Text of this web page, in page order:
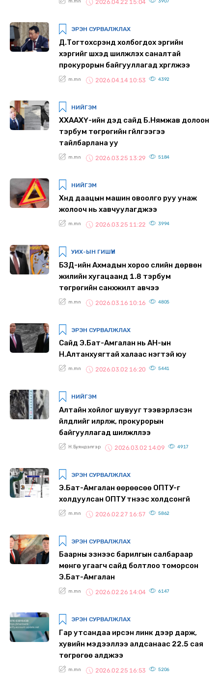
2026.04.22 15:04
ЭРЭН СУРВАЛЖЛАХ
Д.Тогтохсүрэнд холбогдох эрүүгийн
хэргийг шүүхэд шилжүүлэх саналтай
прокурорын байгууллагад хүргүүлжээ
m.mn 2026.04.14 10:53 4392
НИЙГЭМ
ХХААХҮ-ийн дэд сайд Б.Нямжав долоон
тэрбум төгрөгийн гүйлгээгээ
тайлбарлана уу
m.mn 2026.03.25 13:29 5184
НИЙГЭМ
Хүнд даацын машин овоолго руу унаж
жолооч нь xавчуулагджээ
m.mn 2026.03.25 11:22 3994
УИХ-ЫН ГИШҮҮН
БЗД-ийн Ахмадын хороо сүүлийн дөрвөн
жилийн хугацаанд 1.8 тэрбум
төгрөгийн санхүүжилт авчээ
m.mn 2026.03.16 10:16 4805
ЭРЭН СУРВАЛЖЛАХ
Сайд Э.Бат-Амгалан нь АН-ын
Н.Алтанхуягтай халаас нэгтэй юу
m.mn 2026.03.02 16:20 5441
НИЙГЭМ
Алтайн хойлог шувууг тээвэрлэсэн
үйлдлийг илрүүлж, прокурорын
байгууллагад шилжүүллээ
Н.Буяндэлгэр 2026.03.02 14:09 4917
ЭРЭН СУРВАЛЖЛАХ
Э.Бат-Амгалан өөрөөсөө ОПТУ-г
холдуулсан ОПТУ түүнээс холдсонгүй
m.mn 2026.02.27 16:57 5862
ЭРЭН СУРВАЛЖЛАХ
Баарны эзнээс барилгын салбараар
мөнгө угаагч сайд болтлоо томорсон
Э.Бат-Амгалан
m.mn 2026.02.26 14:04 6147
ЭРЭН СУРВАЛЖЛАХ
Гар утсандаа ирсэн линк дээр дарж,
хувийн мэдээллээ алдсанаас 22.5 сая
төгрөгөө алджээ
m.mn 2026.02.25 16:53 5206